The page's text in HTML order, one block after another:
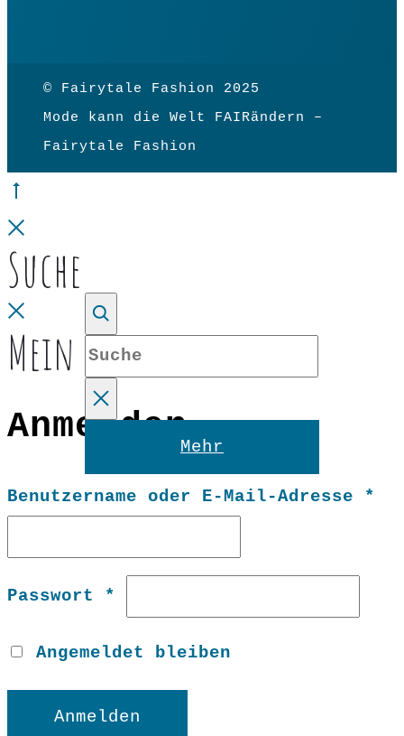
© Fairytale Fashion 2025
Mode kann die Welt FAIRändern –
Fairytale Fashion
top
Suche
Suche
Mehr
Mein Konto
Anmelden
Benutzername oder E-Mail-Adresse *
Passwort *
Angemeldet bleiben
Anmelden